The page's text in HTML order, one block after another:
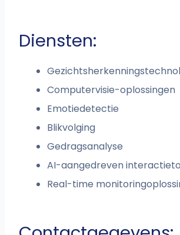
Diensten:
Computervisie-oplossingen
Emotiedetectie
Blikvolging
Gedragsanalyse
AI-aangedreven
Real-time